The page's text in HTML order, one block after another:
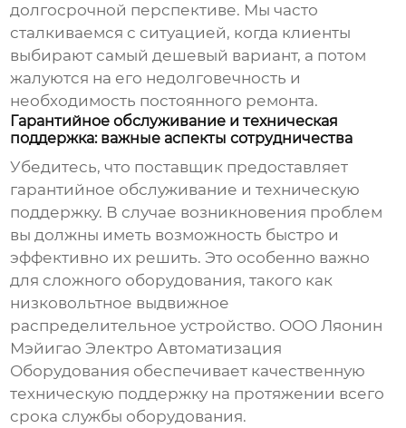
долгосрочной перспективе. Мы часто
сталкиваемся с ситуацией, когда клиенты
выбирают самый дешевый вариант, а потом
жалуются на его недолговечность и
необходимость постоянного ремонта.
Гарантийное обслуживание и техническая
поддержка: важные аспекты сотрудничества
Убедитесь, что поставщик предоставляет
гарантийное обслуживание и техническую
поддержку. В случае возникновения проблем
вы должны иметь возможность быстро и
эффективно их решить. Это особенно важно
для сложного оборудования, такого как
низковольтное выдвижное
распределительное устройство. ООО Ляонин
Мэйигао Электро Автоматизация
Оборудования обеспечивает качественную
техническую поддержку на протяжении всего
срока службы оборудования.